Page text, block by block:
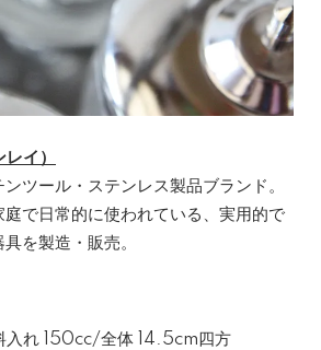
イ）
ツール・ステンレス製品ブランド。
庭で日常的に使われている、実用的で
を製造・販売。
れ 150cc/全体 14.5cm四方